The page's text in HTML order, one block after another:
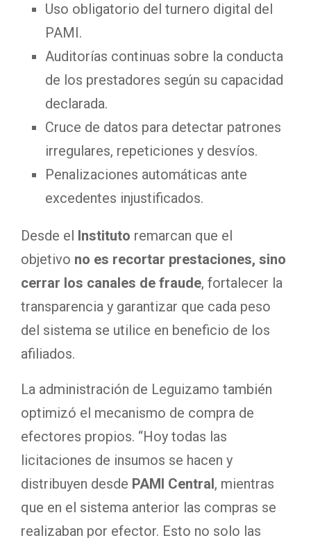
Uso obligatorio del turnero digital del
PAMI.
Auditorías continuas sobre la conducta
de los prestadores según su capacidad
declarada.
Cruce de datos para detectar patrones
irregulares, repeticiones y desvíos.
Penalizaciones automáticas ante
excedentes injustificados.
Desde el Instituto remarcan que el
objetivo no es recortar prestaciones, sino
cerrar los canales de fraude, fortalecer la
transparencia y garantizar que cada peso
del sistema se utilice en beneficio de los
afiliados.
La administración de Leguizamo también
optimizó el mecanismo de compra de
efectores propios. “Hoy todas las
licitaciones de insumos se hacen y
distribuyen desde PAMI Central , mientras
que en el sistema anterior las compras se
realizaban por efector. Esto no solo las